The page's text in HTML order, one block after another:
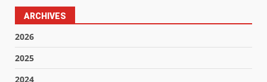
ARCHIVES
2026
2025
2024